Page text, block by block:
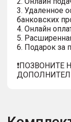
3. Удаленное
банковских
4. Онлайн
5.
6. Подарок за